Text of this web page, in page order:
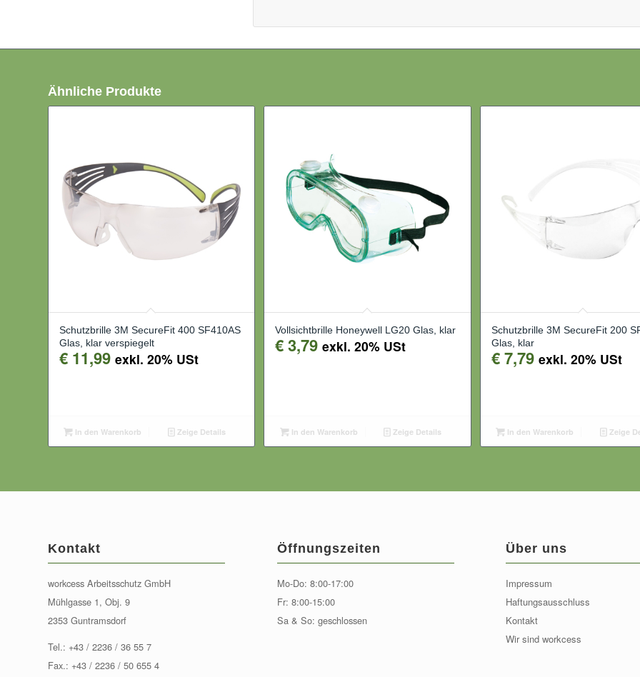
Ähnliche Produkte
Schutzbrille 3M SecureFit 400 SF410AS
Glas, klar verspiegelt
€ 11,99 exkl. 20% USt
In den Warenkorb Zeige Details
Vollsichtbrille Honeywell LG20 Glas, klar
€3,79 exkl. 20% USt
In den Warenkorb Zeige Details
Schutzbrille 3M SecureFit 200
Glas, klar
€7,79 exkl. 20% USt
In den Warenkorb Zeige
Kontakt
workcess Arbeitsschutz GmbH
Mühlgasse 1, Obj. 9
2353 Guntramsdorf
Tel.: +43 / 2236 / 36 55 7
Fax.: +43 / 2236 / 50 655 4
Öffnungszeiten
Mo-Do: 8:00-17:00
Fr: 8:00-15:00
Sa & So: geschlossen
Über uns
Impressum
Haftungsausschluss
Kontakt
Wir sind workcess